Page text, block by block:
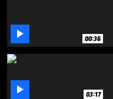
 00:36
 03:17